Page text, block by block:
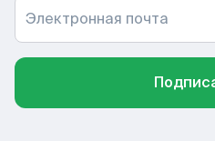
Электронная почта